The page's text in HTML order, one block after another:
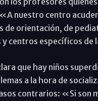
nuestro centro
orientación, de
centros específicos
que hay niños
a la hora de
contrarios: «Si son